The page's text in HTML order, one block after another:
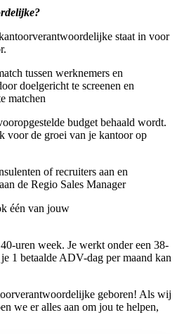
staat in voor
tussen werknemers en
doelgericht te screenen en
matchen
budget behaald wordt.
voor de groei van je kantoor op
of recruiters aan en
de Regio Sales Manager
één van jouw
uren week. Je werkt onder een 38-
1 betaalde ADV-dag per maand kan
geboren! Als wij
we er alles aan om jou te helpen,